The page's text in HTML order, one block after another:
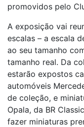
promovidos pelo
A exposição vai
escalas – a escala
ao seu tamanho
tamanho real. Da
estarão expostos
automóveis
de coleção, e
Opala, da BR
fazer miniaturas